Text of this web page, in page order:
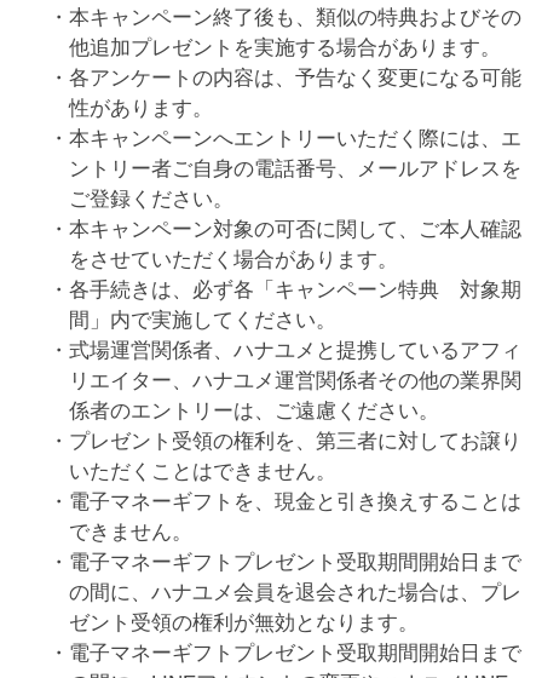
本キャンペーン終了後も、類似の特典およびその
他追加プレゼントを実施する場合があります。
各アンケートの内容は、予告なく変更になる可能
性があります。
本キャンペーンへエントリーいただく際には、エ
ントリー者ご自身の電話番号、メールアドレスを
ご登録ください。
本キャンペーン対象の可否に関して、ご本人確認
をさせていただく場合があります。
各手続きは、必ず各「キャンペーン特典 対象期
間」内で実施してください。
式場運営関係者、ハナユメと提携しているアフィ
リエイター、ハナユメ運営関係者その他の業界関
係者のエントリーは、ご遠慮ください。
プレゼント受領の権利を、第三者に対してお譲り
いただくことはできません。
電子マネーギフトを、現金と引き換えすることは
できません。
電子マネーギフトプレゼント受取期間開始日まで
の間に、ハナユメ会員を退会された場合は、プレ
ゼント受領の権利が無効となります。
電子マネーギフトプレゼント受取期間開始日まで